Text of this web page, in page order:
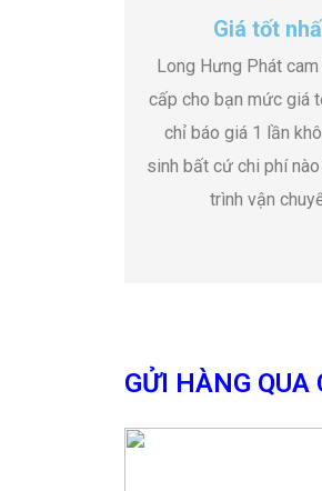
Giá tốt
Long Hưng Phát
cấp cho bạn mức giá
chỉ báo giá 1 lần
sinh bất cứ chi phí
trình vận
GỬI HÀNG